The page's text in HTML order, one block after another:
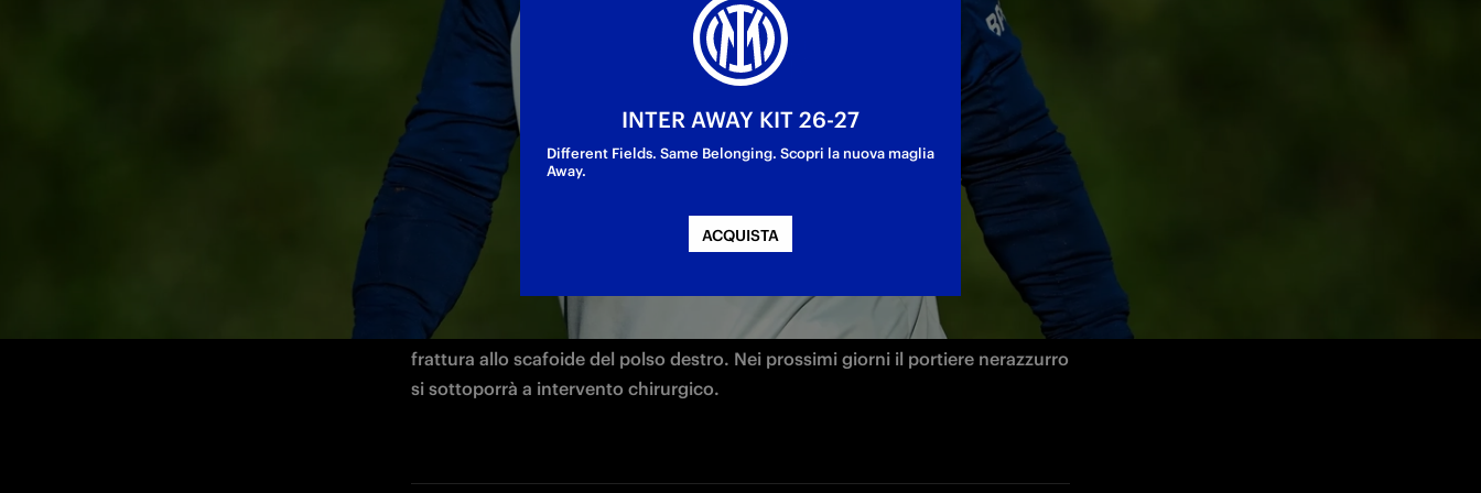
Esami strumentali per il portiere nerazzurro
Esami strumentali oggi per Raffaele Di Gennaro a seguito di un trauma subito
nel corso dell'allenamento di ieri. Gli accertamenti hanno evidenziato una
frattura allo scafoide del polso destro. Nei prossimi giorni il portiere nerazzurro
si sottoporrà a intervento chirurgico.
INTER AWAY KIT 26-27
Different Fields. Same Belonging. Scopri la nuova maglia
Away.
ACQUISTA